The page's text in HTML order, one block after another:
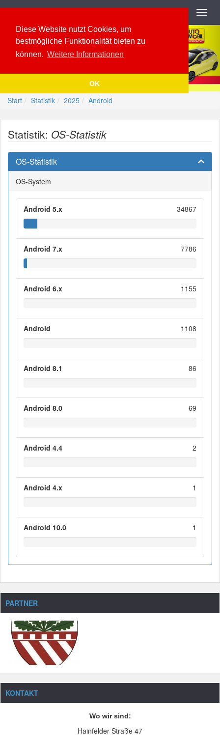
Diese Website nutzt Cookies, um
bestmögliche Funktionalität bieten zu
können. Weitere Informationen
OK
Navigation
Previous
Start Statistik 2025 Android
Statistik: OS-Statistik
OS-Statistik
OS-System
Android 5.x 34867
Android 7.x 7786
Android 6.x 1155
Android 1108
Android 8.1 86
Android 8.0 69
Android 4.4 2
Android 4.x 1
Android 10.0 1
PARTNER
KONTAKT
Wo wir sind:
Hainfelder Straße 47